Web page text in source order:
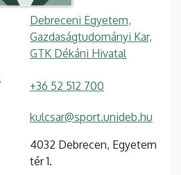
Debreceni Egyetem,
Gazdaságtudományi Kar,
GTK Dékáni Hivatal
+36 52 512 700
kulcsar@sport.unideb.hu
4032 Debrecen, Egyetem
tér 1.